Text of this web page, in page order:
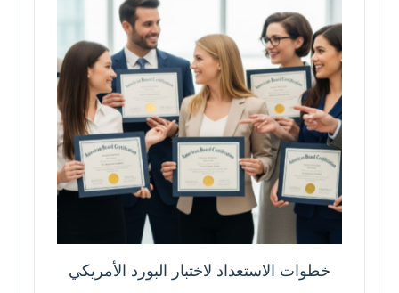
خطوات الاستعداد لاختبار البورد الأمريكي